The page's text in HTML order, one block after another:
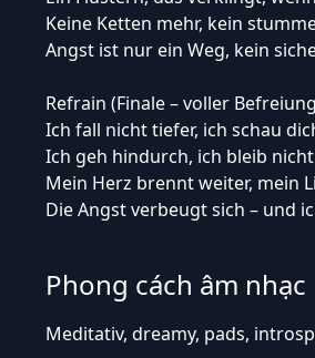
Keine Ketten mehr, kein
Angst ist nur ein Weg, kein
Refrain (Finale – voller
Ich fall nicht tiefer, ich schau
Ich geh hindurch, ich bleib
Mein Herz brennt weiter, mein
Die Angst verbeugt sich – und
Phong cách âm nhạc
Meditativ, dreamy, pads,